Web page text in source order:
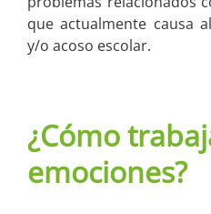
que actualmente causa
y/o acoso escolar.
¿Cómo
emociones?